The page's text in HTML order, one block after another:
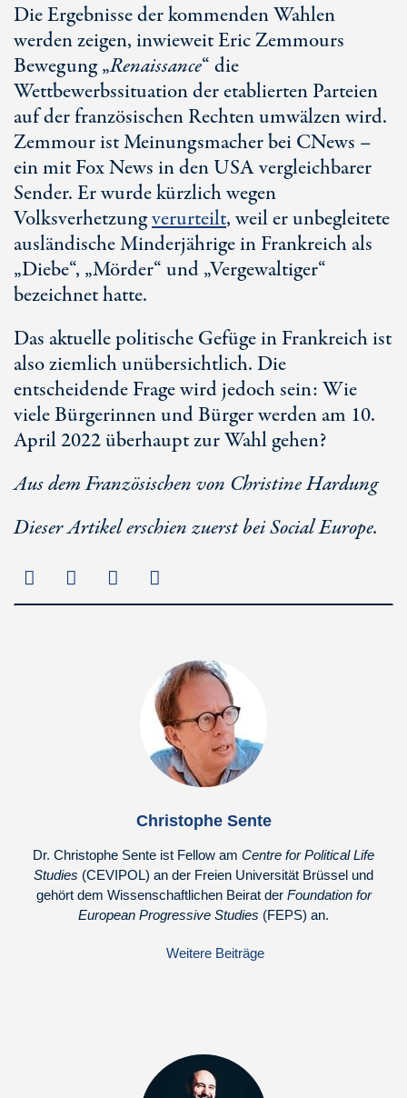
Die Ergebnisse der kommenden Wahlen
werden zeigen, inwieweit Eric Zemmours
Bewegung „Renaissance“ die
Wettbewerbssituation der etablierten Parteien
auf der französischen Rechten umwälzen wird.
Zemmour ist Meinungsmacher bei CNews –
ein mit Fox News in den USA vergleichbarer
Sender. Er wurde kürzlich wegen
Volksverhetzungverurteilt, weil er unbegleitete
ausländische Minderjährige in Frankreich als
„Diebe“, „Mörder“ und „Vergewaltiger“
bezeichnet hatte.
Das aktuelle politische Gefüge in Frankreich ist
also ziemlich unübersichtlich. Die
entscheidende Frage wird jedoch sein: Wie
viele Bürgerinnen und Bürger werden am 10.
April 2022 überhaupt zur Wahl gehen?
Aus dem Französischen von Christine Hardung
Dieser Artikel erschien zuerst bei Social Europe.
Christophe Sente
Dr. Christophe Sente ist Fellow am Centre for Political Life
Studies (CEVIPOL) an der Freien Universität Brüssel und
gehört dem Wissenschaftlichen Beirat der Foundation for
European Progressive Studies (FEPS) an.
Weitere Beiträge